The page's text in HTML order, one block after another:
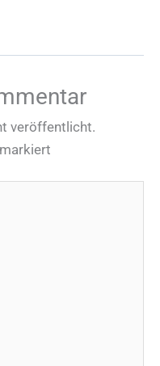
veröffentlicht.
markiert